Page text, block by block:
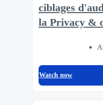
ciblages
la Privacy &
Watch now